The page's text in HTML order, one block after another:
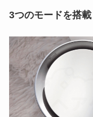
3つのモードを搭載